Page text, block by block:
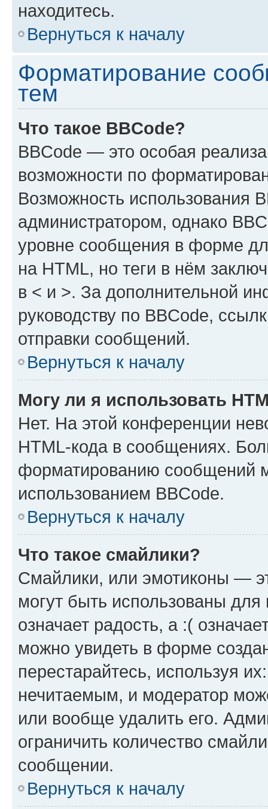
находитесь.
Вернуться к началу
Форматирование
тем
Что такое BBCode?
BBCode — это особая
возможности по
Возможность использования
администратором, однако
уровне сообщения в форме
на HTML, но теги в нём
в < и >. За дополнительной
руководству по BBCode,
отправки сообщений.
Вернуться к началу
Могу ли я использовать
Нет. На этой конференции
HTML-кода в сообщениях.
форматированию сообщений
использованием BBCode.
Вернуться к началу
Что такое смайлики?
Смайлики, или эмотиконы —
могут быть использованы
означает радость, а :(
можно увидеть в форме
перестарайтесь, используя
нечитаемым, и модератор
или вообще удалить его.
ограничить количество
сообщении.
Вернуться к началу